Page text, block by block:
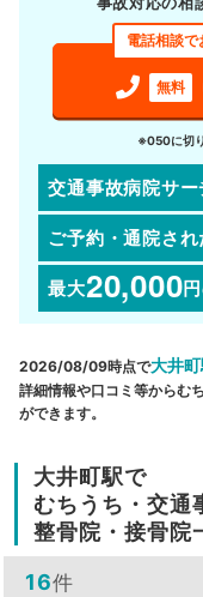
電話相談
無料
※050に切
交通事故病院サー
ご予約・通院さ
最大20,000円
2026/08/09時点で大井
詳細情報や口コミ等からむ
ができます。
大井町駅で
むちうち・交通
整骨院・接骨院
16件